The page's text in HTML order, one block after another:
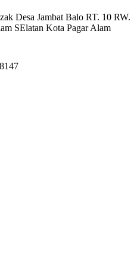
Desa Jambat Balo RT. 10 RW.
SElatan Kota Pagar Alam